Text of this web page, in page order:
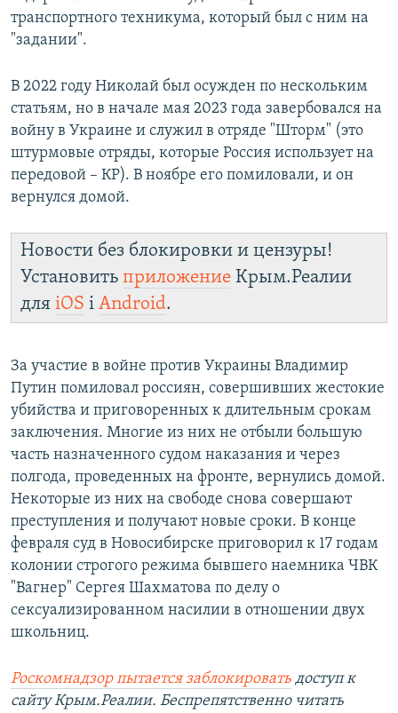
транспортного техникума, который был с ним на
"задании".
В 2022 году Николай был осужден по нескольким
статьям, но в начале мая 2023 года завербовался на
войну в Украине и служил в отряде "Шторм" (это
штурмовые отряды, которые Россия использует на
передовой – КР). В ноябре его помиловали, и он
вернулся домой.
Новости без блокировки и цензуры!
Установить приложение Крым.Реалии
для iOS і Android.
За участие в войне против Украины Владимир
Путин помиловал россиян, совершивших жестокие
убийства и приговоренных к длительным срокам
заключения. Многие из них не отбыли большую
часть назначенного судом наказания и через
полгода, проведенных на фронте, вернулись домой.
Некоторые из них на свободе снова совершают
преступления и получают новые сроки. В конце
февраля суд в Новосибирске приговорил к 17 годам
колонии строгого режима бывшего наемника ЧВК
"Вагнер" Сергея Шахматова по делу о
сексуализированном насилии в отношении двух
школьниц.
Роскомнадзор пытается заблокировать доступ к
сайту Крым.Реалии. Беспрепятственно читать